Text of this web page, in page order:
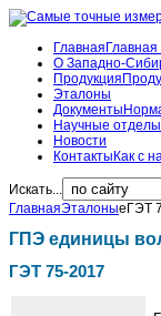
Главная
О Западно-
Продукция
Эталоны
Документы
Научные отделы
Новости
Контакты Как с
Искать...
ГлавнаяЭталоныeГЭТ
ГПЭ единицы
ГЭТ 75-2017